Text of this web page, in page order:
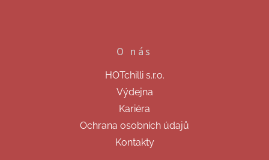
O nás
HOTchilli s.r.o.
Výdejna
Kariéra
Ochrana osobních údajů
Kontakty